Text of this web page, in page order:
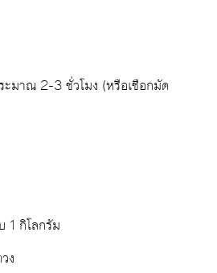
มาณ 2-3 ชั่วโมง (หรือเชือกมัด
1 กิโลกรัม
ง